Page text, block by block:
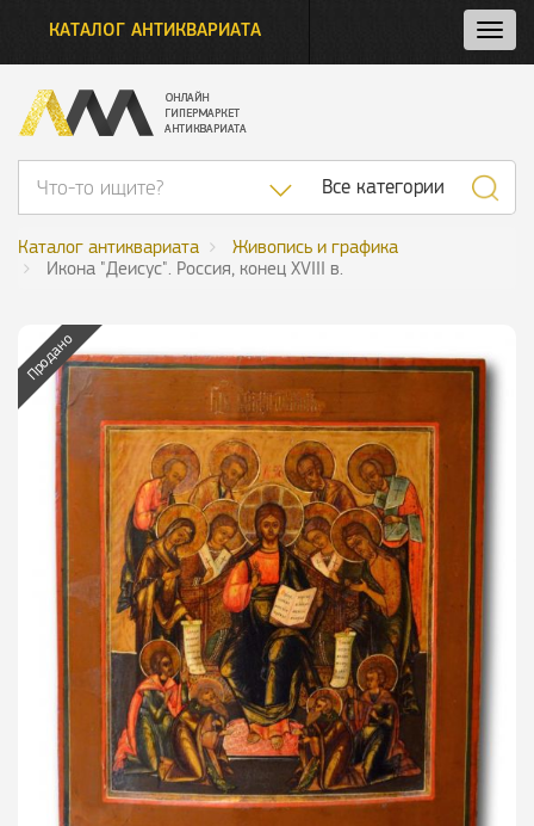
и
КАТАЛОГ АНТИКВАРИАТА
Список
Все категории
Каталог антиквариата
Живопись и графика
Икона "Деисус". Россия, конец XVIII в.
Продано